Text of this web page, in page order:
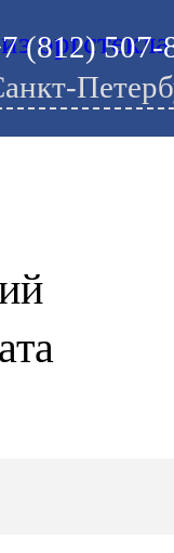
(812) 507-